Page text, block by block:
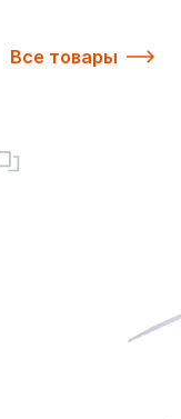
Все товары